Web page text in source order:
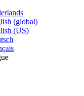
(global)
(US)